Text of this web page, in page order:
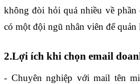
không đòi hỏi quá nhiều về phần
có một đội ngũ nhân viên để quản
2.Lợi ích khi chọn email
- Chuyên nghiệp với mail tên